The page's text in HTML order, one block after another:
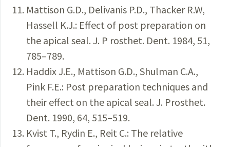
Mattison G.D., Delivanis P.D., Thacker R.W,
Hassell K.J.: Effect of post preparation on
the apical seal. J. P rosthet. Dent. 1984, 51,
785–789.
Haddix J.E., Mattison G.D., Shulman C.A.,
Pink F.E.: Post preparation techniques and
their effect on the apical seal. J. Prosthet.
Dent. 1990, 64, 515–519.
Kvist T., Rydin E., Reit C.: The relative